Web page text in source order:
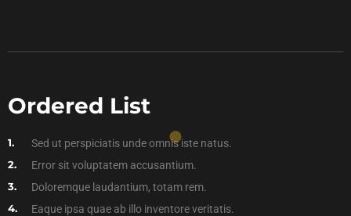
Ordered List
Sed ut perspiciatis unde omnis iste natus.
Error sit voluptatem accusantium.
Doloremque laudantium, totam rem.
Eaque ipsa quae ab illo inventore veritatis.